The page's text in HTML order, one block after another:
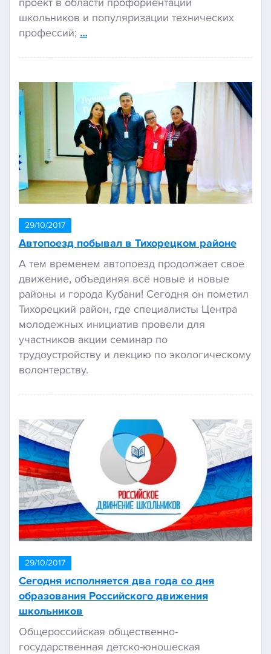
школьников и популяризации технических
профессий; …
29/10/2017
Автопоезд побывал в Тихорецком районе
А тем временем автопоезд продолжает свое
движение, объединяя всё новые и новые
районы и города Кубани! Сегодня он пометил
Тихорецкий район, где специалисты Центра
молодежных инициатив провели для
участников акции семинар по
трудоустройству и лекцию по экологическому
волонтерству.
29/10/2017
Сегодня исполняется два года со дня
образования Российского движения
школьников
Общероссийская общественно-
государственная детско-юношеская